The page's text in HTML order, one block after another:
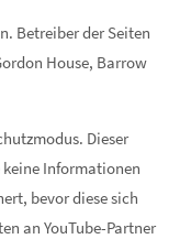
Betreiber der Seiten
House, Barrow
Dieser
keine Informationen
bevor diese sich
an YouTube-Partner